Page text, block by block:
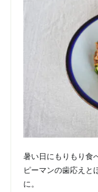
暑い日にもりもり食
ピーマンの歯応えと
に。